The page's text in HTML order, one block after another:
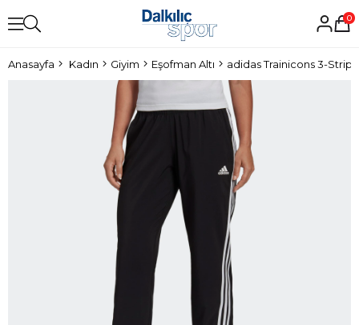
0
Anasayfa Kadın Giyim Eşofman Altı adidas Trainicons 3-